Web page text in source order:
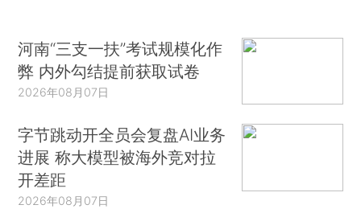
河南“三支一扶”考试规模化作
弊 内外勾结提前获取试卷
2026年08月07日
字节跳动开全员会复盘AI业务
进展 称大模型被海外竞对拉
开差距
2026年08月07日